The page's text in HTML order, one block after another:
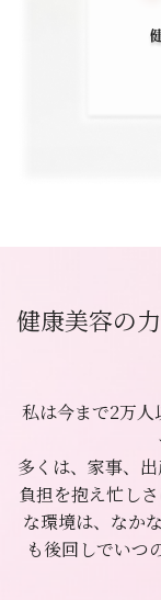
健康美容の
私は今まで2万
多くは、家事、
負担を抱え忙し
な環境は、なか
も後回しでいつ